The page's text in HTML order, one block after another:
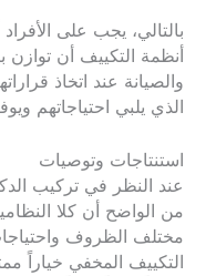
بالتالي، يجب على
أنظمة التكييف أن توازن
والصيانة عند اتخاذ
الذي يلبي احتياجاتهم
استنتاجات وتوصيات
عند النظر في تركيب
من الواضح أن كلا
مختلف الظروف
التكييف المخفي خياراً